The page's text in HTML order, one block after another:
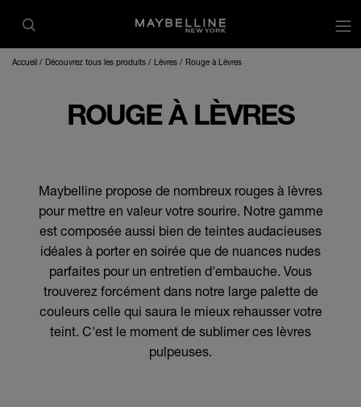
Accueil Découvrez tous les produits Lèvres Rouge à Lèvres
ROUGE À LÈVRES
Maybelline propose de nombreux rouges à lèvres
pour mettre en valeur votre sourire. Notre gamme
est composée aussi bien de teintes audacieuses
idéales à porter en soirée que de nuances nudes
parfaites pour un entretien d'embauche. Vous
trouverez forcément dans notre large palette de
couleurs celle qui saura le mieux rehausser votre
teint. C'est le moment de sublimer ces lèvres
pulpeuses.